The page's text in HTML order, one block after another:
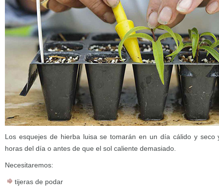
Los esquejes de hierba luisa se tomarán en un día cálido y seco
horas del día o antes de que el sol caliente demasiado.
Necesitaremos:
tijeras de podar